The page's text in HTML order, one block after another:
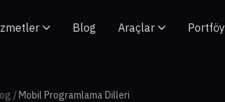
Blog Araçlar Portföy
/Mobil Programlama Dilleri